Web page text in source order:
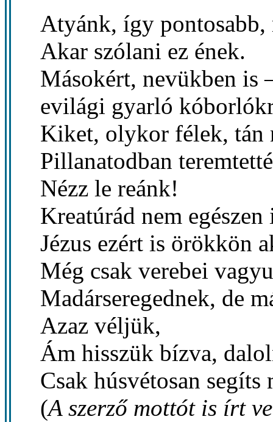
Atyánk, így pontosabb,
Akar szólani ez ének.
Másokért, nevükben is
evilági gyarló
Kiket, olykor félek, tán
Pillanatodban
Nézz le reánk!
Kreatúrád nem egészen
Jézus ezért is örökkön
Még csak verebei
Madárseregednek, de
Azaz véljük,
Ám hisszük bízva,
Csak húsvétosan
(A szerző mottót is írt